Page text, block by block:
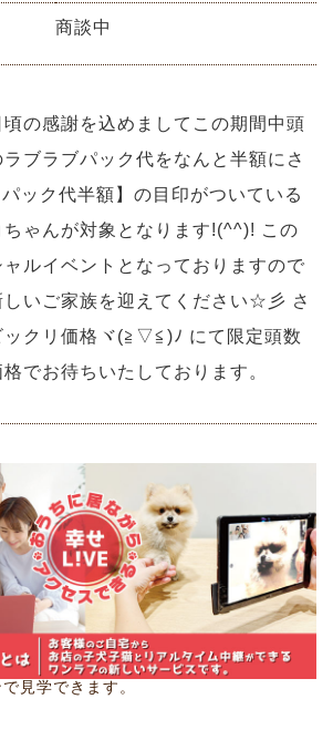
商談中
の感謝を込めましてこの期間中頭
ブラブパック代をなんと半額にさ
ック代半額】の目印がついている
ちゃんが対象となります!(^^)! この
ルイベントとなっておりますので
しいご家族を迎えてください☆彡 さ
ックリ価格ヾ(≧▽≦)ﾉ にて限定頭数
でお待ちいたしております。
見学できます。